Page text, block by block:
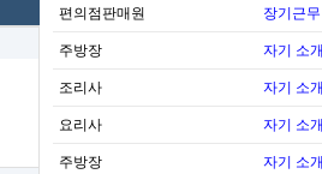
편의점판매원 장기근
주방장 자기 소
조리사 자기 소
요리사 자기 소
주방장 자기 소